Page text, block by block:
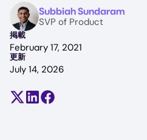
ImageSubbiah Sundaram
SVP of Product
掲載
February 17, 2021
更新
July 14, 2026
Share on X (formerly Twitter)
Share on LinkedIn
Share on Facebook